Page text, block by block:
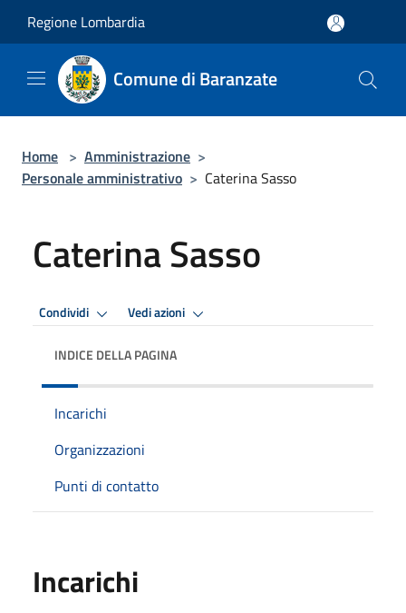
Regione Lombardia
Comune di Baranzate
Home > Amministrazione >
Personale amministrativo > Caterina Sasso
Caterina Sasso
Condividi Vedi azioni
INDICE DELLA PAGINA
Incarichi
Organizzazioni
Punti di contatto
Incarichi